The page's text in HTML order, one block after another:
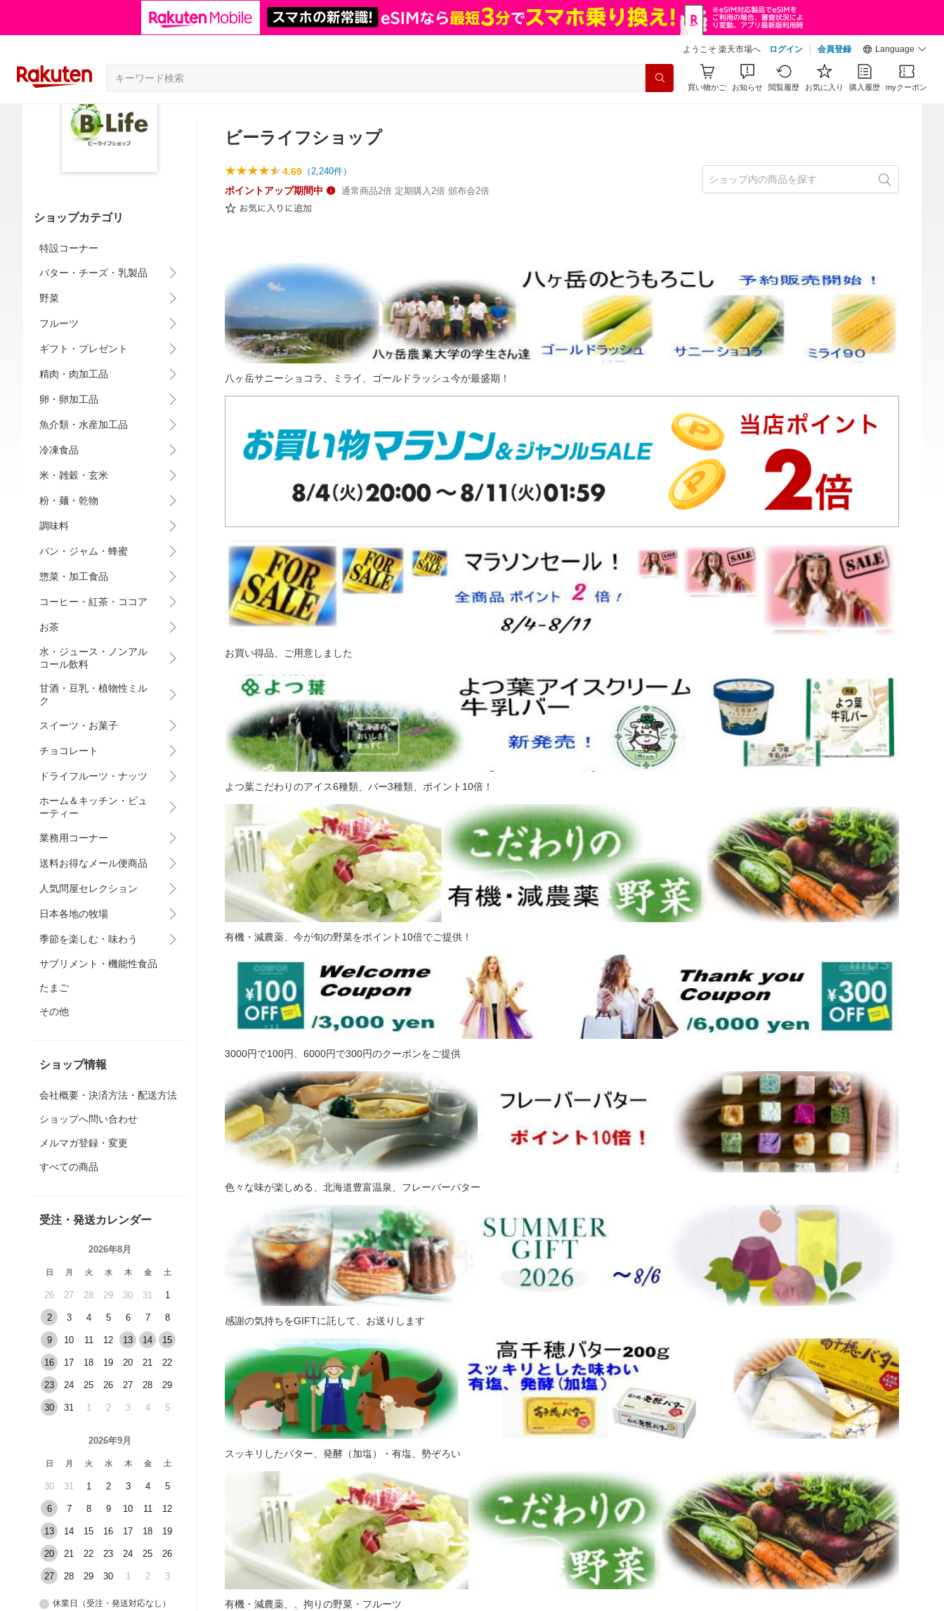
ようこそ 楽天市場へ ログイン 会員登録 Language
買い物かご お知らせ 閲覧履歴 お気に入り 購入履歴 myクーポン
ショップカテゴリ
特設コーナー
バター・チーズ・乳製品
野菜
フルーツ
ギフト・プレゼント
精肉・肉加工品
卵・卵加工品
魚介類・水産加工品
冷凍食品
米・雑穀・玄米
粉・麺・乾物
調味料
パン・ジャム・蜂蜜
惣菜・加工食品
コーヒー・紅茶・ココア
お茶
水・ジュース・ノンアル
コール飲料
甘酒・豆乳・植物性ミル
ク
スイーツ・お菓子
チョコレート
ドライフルーツ・ナッツ
ホーム＆キッチン・ビュ
ーティー
業務用コーナー
送料お得なメール便商品
人気問屋セレクション
日本各地の牧場
季節を楽しむ・味わう
サプリメント・機能性食品
たまご
その他
ショップ情報
会社概要・決済方法・配送方法
ショップへ問い合わせ
メルマガ登録・変更
すべての商品
受注・発送カレンダー
2026年8月
日 月 火 水 木 金 土
26 27 28 29 30 31 1
2 3 4 5 6 7 8
9 10 11 12 13 14 15
16 17 18 19 20 21 22
23 24 25 26 27 28 29
30 31 1 2 3 4 5
2026年9月
日 月 火 水 木 金 土
30 31 1 2 3 4 5
6 7 8 9 10 11 12
13 14 15 16 17 18 19
20 21 22 23 24 25 26
27 28 29 30 1 2 3
休業日（受注・発送対応なし）
ビーライフショップ
4.69 （2,240件）
ポイントアップ期間中 通常商品2倍 定期購入2倍 頒布会2倍
八ヶ岳サニーショコラ、ミライ、ゴールドラッシュ今が最盛期！
お買い得品、ご用意しました
よつ葉こだわりのアイス6種類、バー3種類、ポイント10倍！
有機・減農薬、今が旬の野菜をポイント10倍でご提供！
3000円で100円、6000円で300円のクーポンをご提供
色々な味が楽しめる、北海道豊富温泉、フレーバーバター
感謝の気持ちをGIFTに託して、お送りします
スッキリしたバター、発酵（加塩）・有塩、勢ぞろい
有機・減農薬、、拘りの野菜・フルーツ